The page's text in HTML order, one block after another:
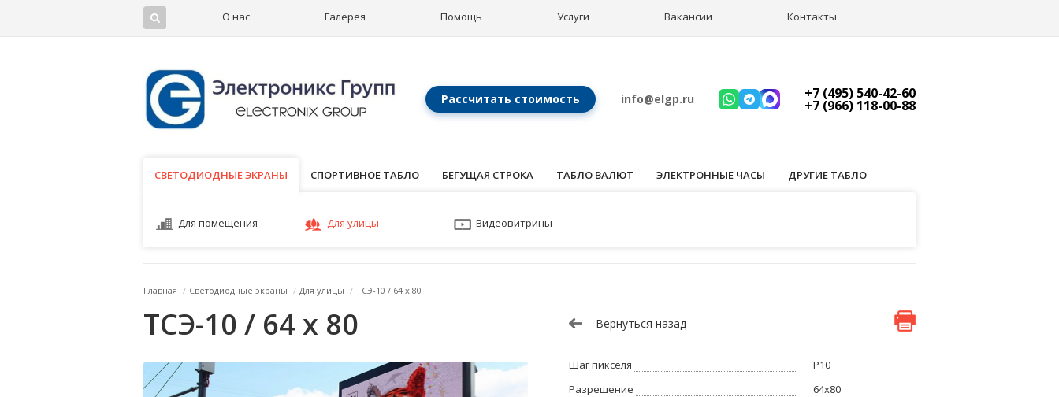
О нас Галерея Помощь Услуги Вакансии Контакты
Рассчитать стоимость info@elgp.ru +7 (495) 540-42-60
+7 (966) 118-00-88
СВЕТОДИОДНЫЕ ЭКРАНЫ
СВЕТОДИОДНЫЕ ЭКРАНЫ СПОРТИВНОЕ ТАБЛО БЕГУЩАЯ СТРОКА ТАБЛО ВАЛЮТ ЭЛЕКТРОННЫЕ ЧАСЫ ДРУГИЕ ТАБЛО
Для помещения Для улицы Видеовитрины
Главная / Светодиодные экраны / Для улицы / ТСЭ-10 / 64 x 80
ТСЭ-10 / 64 x 80 Вернуться назад
Шаг пикселя
P10
Разрешение
64x80